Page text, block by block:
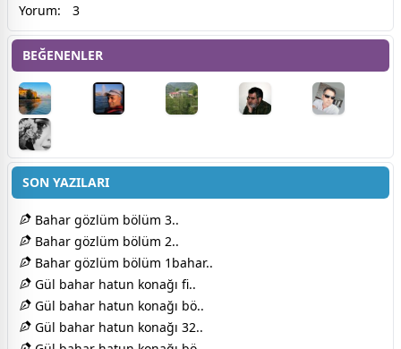
Yorum:
3
BEĞENENLER
SON YAZILARI
Bahar gözlüm bölüm 3..
Bahar gözlüm bölüm 2..
Bahar gözlüm bölüm 1bahar..
Gül bahar hatun konağı fi..
Gül bahar hatun konağı bö..
Gül bahar hatun konağı 32..